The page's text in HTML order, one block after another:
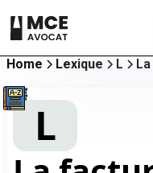
Home Lexique L
L